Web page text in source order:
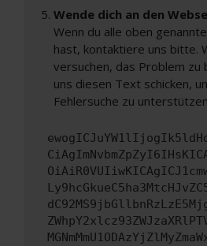
Wende dich an den
Wenn du alle oben
hast, kontaktiere uns bitte.
versuchen, das Problem zu
uns diesen Text schicken,
Fehlersuche zu